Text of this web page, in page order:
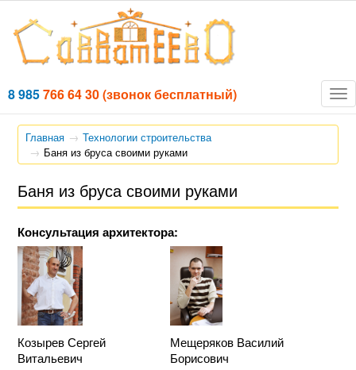
8 985766 64 30(звонок бесплатный)
Главная
Технологии строительства
Баня из бруса своими руками
Баня из бруса своими руками
Консультация архитектора:
Козырев Сергей
Витальевич
Мещеряков Василий
Борисович